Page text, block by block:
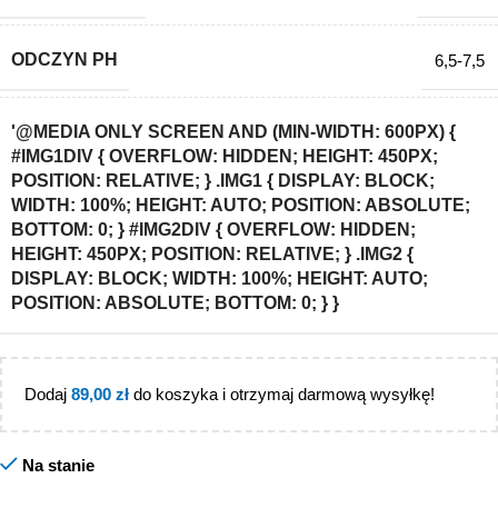
ODCZYN PH 6,5-7,5
'@MEDIA ONLY SCREEN AND (MIN-WIDTH: 600PX) {
#IMG1DIV { OVERFLOW: HIDDEN; HEIGHT: 450PX;
POSITION: RELATIVE; } .IMG1 { DISPLAY: BLOCK;
WIDTH: 100%; HEIGHT: AUTO; POSITION: ABSOLUTE;
BOTTOM: 0; } #IMG2DIV { OVERFLOW: HIDDEN;
HEIGHT: 450PX; POSITION: RELATIVE; } .IMG2 {
DISPLAY: BLOCK; WIDTH: 100%; HEIGHT: AUTO;
POSITION: ABSOLUTE; BOTTOM: 0; } }
Dodaj 89,00 zł do koszyka i otrzymaj darmową wysyłkę!
Na stanie